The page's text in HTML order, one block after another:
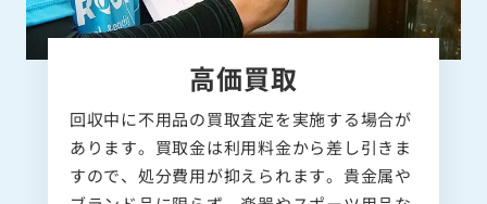
高価買取
回収中に不用品の買取査定を実施する場合が
あります。買取金は利用料金から差し引きま
すので、処分費用が抑えられます。貴金属や